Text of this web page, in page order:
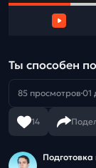
и
Ты способен
85 просмотров 01
14